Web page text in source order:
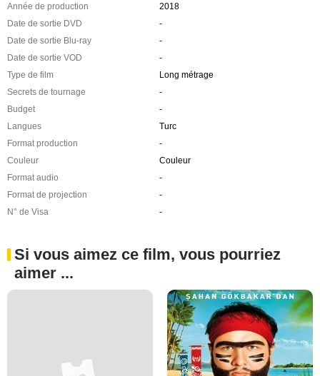
Année de production
2018
Date de sortie DVD
-
Date de sortie Blu-ray
-
Date de sortie VOD
-
Type de film
Long métrage
Secrets de tournage
-
Budget
-
Langues
Turc
Format production
-
Couleur
Couleur
Format audio
-
Format de projection
-
N° de Visa
-
Si vous aimez ce film, vous pourriez
aimer ...